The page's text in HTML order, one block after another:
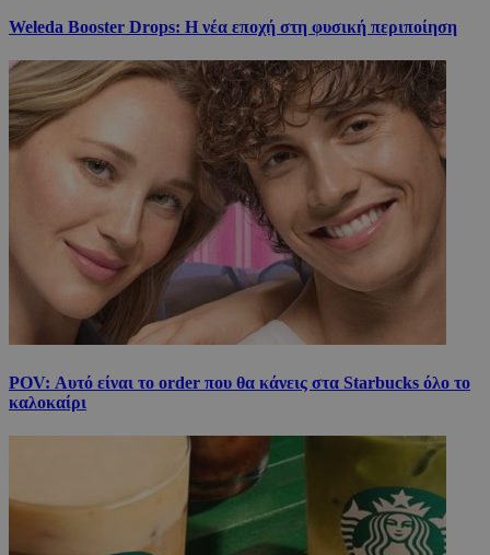
Weleda Booster Drops: Η νέα εποχή στη φυσική περιποίηση
POV: Αυτό είναι το order που θα κάνεις στα Starbucks όλο το
καλοκαίρι